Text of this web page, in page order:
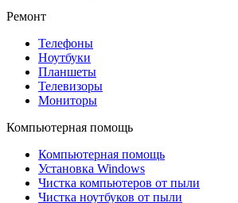
Ремонт
Телефоны
Ноутбуки
Планшеты
Телевизоры
Мониторы
Компьютерная помощь
Компьютерная помощь
Установка Windows
Чистка компьютеров от пыли
Чистка ноутбуков от пыли